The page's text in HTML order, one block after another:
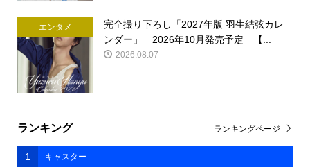
エンタメ
完全撮り下ろし「2027年版 羽生結弦カレ
ンダー」 2026年10月発売予定 【...
2026.08.07
ランキング
1 キャスター
ランキングページ